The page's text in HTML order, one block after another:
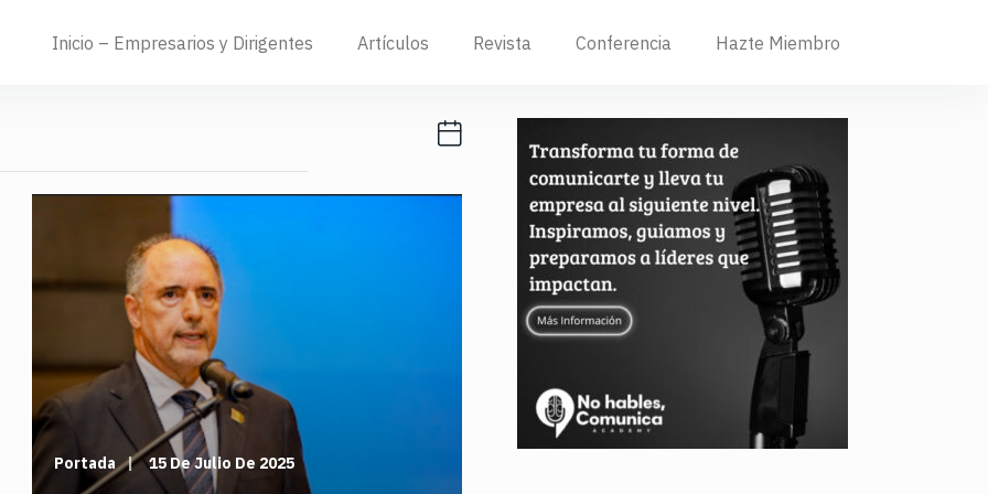
Inicio – Empresarios y Dirigentes Artículos Revista Conferencia Hazte Miembro
Portada 15 De Julio De 2025